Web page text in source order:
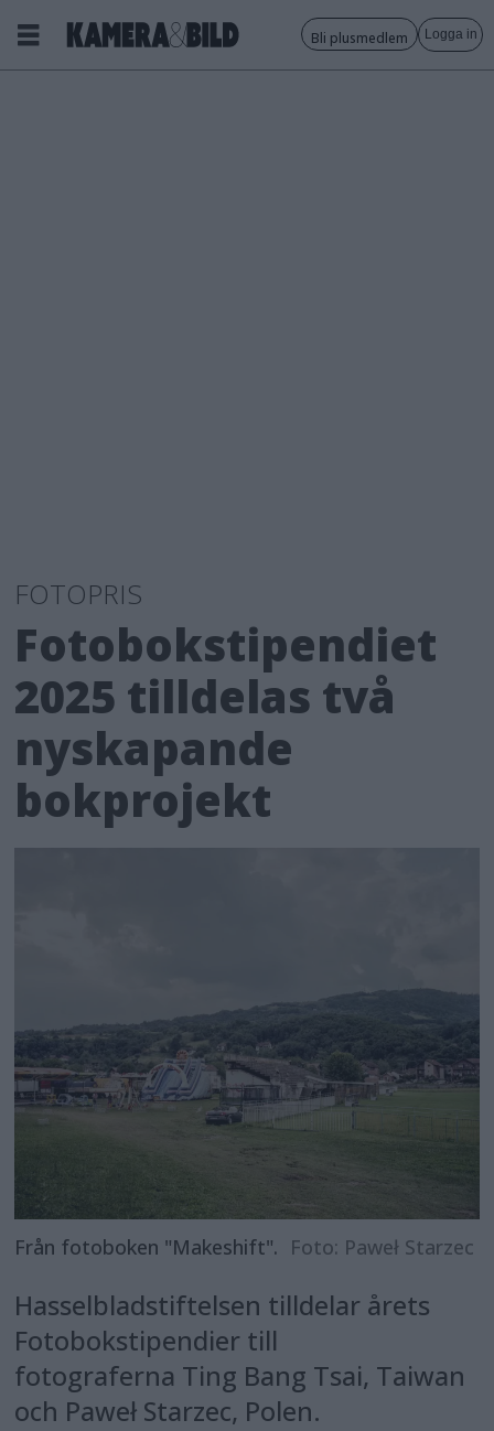
Bli plusmedlem Logga in
FOTOPRIS
Fotobokstipendiet
2025 tilldelas två
nyskapande
bokprojekt
Från fotoboken "Makeshift". Foto: Paweł Starzec
Hasselbladstiftelsen tilldelar årets
Fotobokstipendier till
fotograferna Ting Bang Tsai, Taiwan
och Paweł Starzec, Polen.